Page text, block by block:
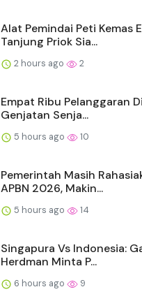
Alat Pemindai Peti Kemas
Tanjung Priok Sia...
2 hours ago 2
Empat Ribu Pelanggaran
Genjatan Senja...
5 hours ago 10
Pemerintah Masih
APBN 2026, Makin...
5 hours ago 14
Singapura Vs Indonesia:
Herdman Minta P...
6 hours ago 9